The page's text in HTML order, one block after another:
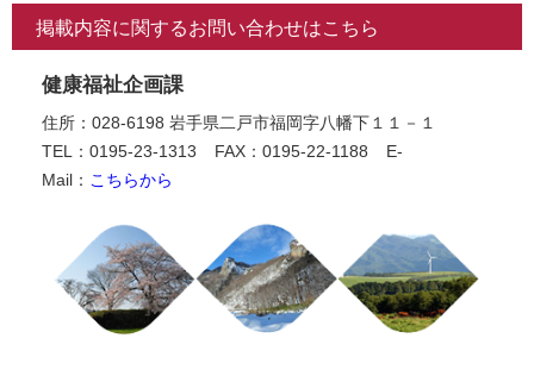
掲載内容に関するお問い合わせはこちら
健康福祉企画課
住所：028-6198 岩手県二戸市福岡字八幡下１１－１
TEL：0195-23-1313
FAX：0195-22-1188
E-
Mail： こちらから